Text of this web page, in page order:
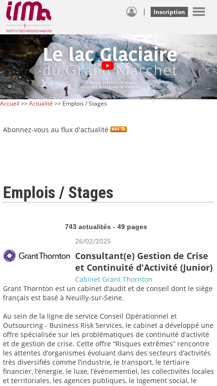
| Inscription
Accueil >>Actualité >> Emplois / Stages
Abonnez-vous au flux d'actualité
Emplois / Stages
743 actualités - 49 pages
26/02/2025
Consultant(e) Gestion de Crise
et Continuité d'Activité (Junior)
Cabinet Grant Thornton
Grant Thornton est un cabinet d’audit et de conseil dont le siège
français est basé à Neuilly-sur-Seine.
Au sein de la ligne de service Conseil Opérationnel et
Outsourcing - Business Risk Services, le cabinet a développé une
offre spécialisée sur les problématiques de continuité d’activité
et de gestion de crise. Cette offre “Risques extrêmes” rencontre
les attentes d’organismes évoluant dans des secteurs d’activités
très diversifiés comme l’industrie, le transport, le tertiaire
financier, l’énergie, le luxe, l’événementiel, les collectivités locales
et territoriales, les agences publiques, le logement social, le